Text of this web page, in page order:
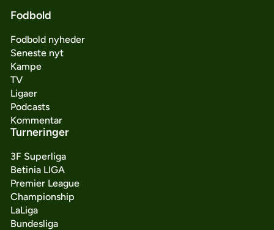
Fodbold
Fodbold nyheder
Seneste nyt
Kampe
TV
Ligaer
Podcasts
Kommentar
Turneringer
3F Superliga
Betinia LIGA
Premier League
Championship
LaLiga
Bundesliga